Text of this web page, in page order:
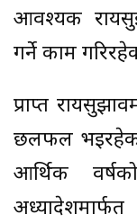
आवश्यक
गर्ने काम
प्राप्त
छलफल
आर्थिक